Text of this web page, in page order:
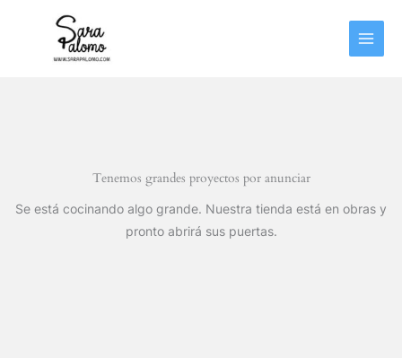
contenido
Tenemos grandes proyectos por anunciar
Se está cocinando algo grande. Nuestra tienda está en obras y
pronto abrirá sus puertas.